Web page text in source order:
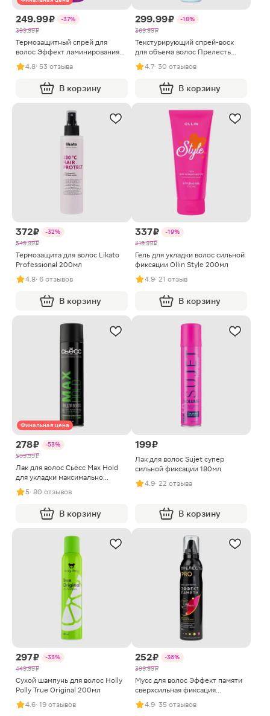
249.99 ₽
-37%
399.99 ₽
Термозащитный спрей для
волос Эффект ламинирования
Прелесть Pro 225мл
4.8· 53 отзыва
В корзину
299.99 ₽
-18%
369.99 ₽
Текстурирующий спрей-воск
для объема волос Прелесть
Professional 200мл
4.7· 30 отзывов
В корзину
372 ₽
-32%
549.99 ₽
Термозащита для волос Likato
Professional 200мл
4.8· 6 отзывов
В корзину
337 ₽
-19%
419.99 ₽
Гель для укладки волос сильной
фиксации Ollin Style 200мл
4.9· 21 отзыв
В корзину
Финальная цена
278 ₽
-53%
599.99 ₽
Лак для волос Сьёсс Max Hold
для укладки максимально
сильная фиксация 400мл
5· 80 отзывов
В корзину
199 ₽
Лак для волос Sujet супер
сильной фиксации 180мл
4.9· 22 отзыва
В корзину
297 ₽
-33%
449.99 ₽
Сухой шампунь для волос Holly
Polly True Original 200мл
4.6· 19 отзывов
252 ₽
-36%
399.99 ₽
Мусс для волос Эффект памяти
сверхсильная фиксация
Прелесть Pro 160мл
4.9· 35 отзывов